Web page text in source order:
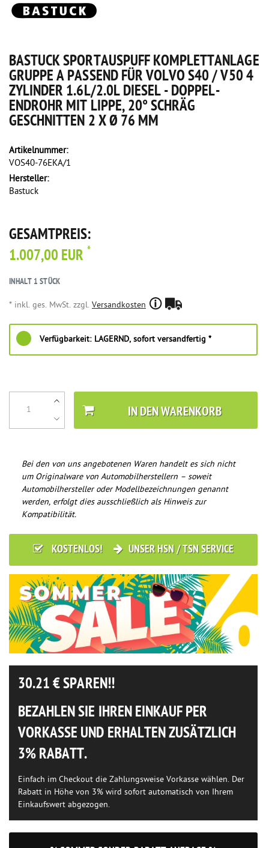
BASTUCK SPORTAUSPUFF KOMPLETTANLAGE
GRUPPE A PASSEND FÜR VOLVO S40 / V50 4
ZYLINDER 1.6L/2.0L DIESEL - DOPPEL-
ENDROHR MIT LIPPE, 20° SCHRÄG
GESCHNITTEN 2 X Ø 76 MM
Artikelnummer:
VOS40-76EKA/1
Hersteller:
Bastuck
GESAMTPREIS:
1.007,00 EUR *
INHALT 1STÜCK
* inkl. ges. MwSt. zzgl. Versandkosten
Verfügbarkeit: LAGERND, sofort versandfertig *
IN DEN WARENKORB
Bei den von uns angebotenen Waren handelt es sich nicht
um Originalware von Automobilherstellern – soweit
Automobilhersteller oder Modellbezeichnungen genannt
werden, erfolgt dies ausschließlich als Hinweis zur
Kompatibilität.
KOSTENLOS! UNSER HSN / TSN SERVICE
30.21€ SPAREN!!
BEZAHLEN SIE IHREN EINKAUF PER
VORKASSE UND ERHALTEN ZUSÄTZLICH
3% RABATT.
Einfach im Checkout die Zahlungsweise Vorkasse wählen. Der
Rabatt in Höhe von 3% wird sofort automatisch von Ihrem
Einkaufswert abgezogen.